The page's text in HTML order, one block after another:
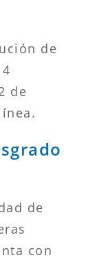
de
de
de
con